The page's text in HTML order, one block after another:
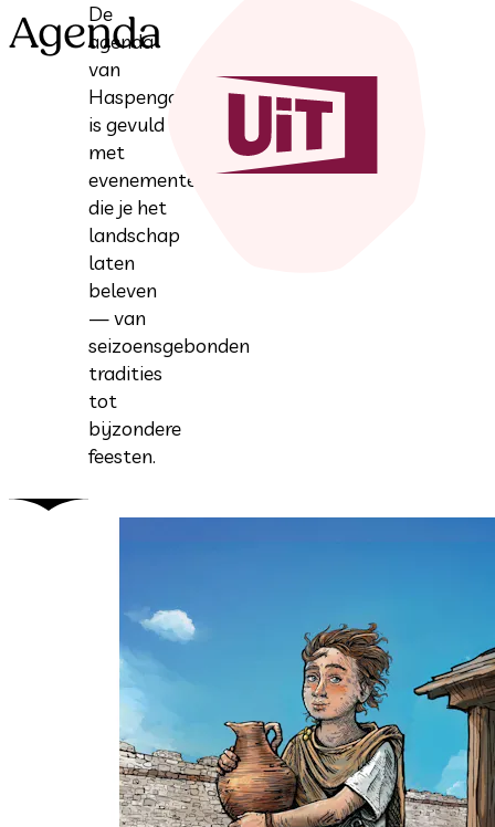
Agenda
De
agenda
van
Haspengouw
is gevuld
met
evenementen
die je het
landschap
laten
beleven
— van
seizoensgebonden
tradities
tot
bijzondere
feesten.